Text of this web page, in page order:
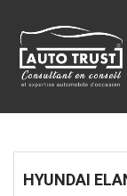
AUTO TRUST>
HYUNDAI